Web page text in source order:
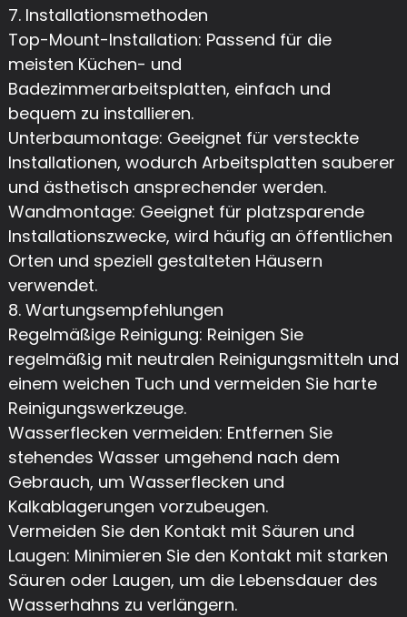
7. Installationsmethoden
Top-Mount-Installation: Passend für die
meisten Küchen- und
Badezimmerarbeitsplatten, einfach und
bequem zu installieren.
Unterbaumontage: Geeignet für versteckte
Installationen, wodurch Arbeitsplatten sauberer
und ästhetisch ansprechender werden.
Wandmontage: Geeignet für platzsparende
Installationszwecke, wird häufig an öffentlichen
Orten und speziell gestalteten Häusern
verwendet.
8. Wartungsempfehlungen
Regelmäßige Reinigung: Reinigen Sie
regelmäßig mit neutralen Reinigungsmitteln und
einem weichen Tuch und vermeiden Sie harte
Reinigungswerkzeuge.
Wasserflecken vermeiden: Entfernen Sie
stehendes Wasser umgehend nach dem
Gebrauch, um Wasserflecken und
Kalkablagerungen vorzubeugen.
Vermeiden Sie den Kontakt mit Säuren und
Laugen: Minimieren Sie den Kontakt mit starken
Säuren oder Laugen, um die Lebensdauer des
Wasserhahns zu verlängern.